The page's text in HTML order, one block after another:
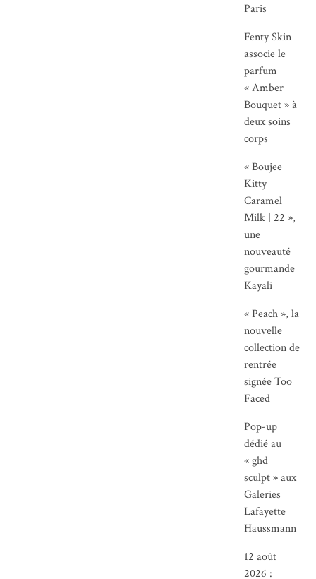
Paris
Fenty Skin
associe le
parfum
« Amber
Bouquet » à
deux soins
corps
« Boujee
Kitty
Caramel
Milk | 22 »,
une
nouveauté
gourmande
Kayali
« Peach », la
nouvelle
collection de
rentrée
signée Too
Faced
Pop-up
dédié au
« ghd
sculpt » aux
Galeries
Lafayette
Haussmann
12 août
2026 :